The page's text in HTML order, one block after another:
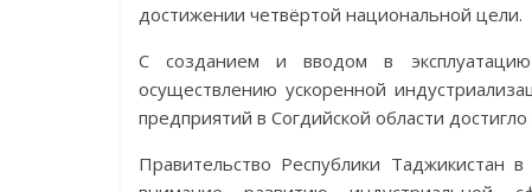
достижении четвёртой национальной цели.
С созданием и вводом в эксплуатацию
осуществлению ускоренной
предприятий в Согдийской области
Правительство Республики Таджикистан